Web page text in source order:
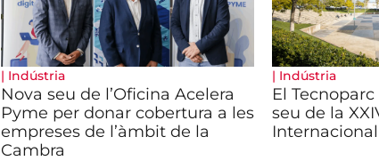
| Indústria
Nova seu de l’Oficina Acelera
Pyme per donar cobertura a les
empreses de l’àmbit de la
Cambra
| Indústria
El
seu de la
Internacional